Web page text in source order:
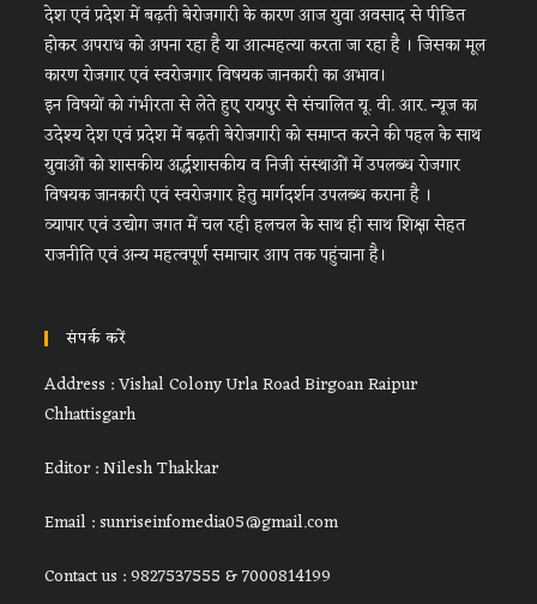
देश एवं प्रदेश में बढ़ती बेरोजगारी के कारण आज युवा अवसाद से पीडित
होकर अपराध को अपना रहा है या आत्महत्या करता जा रहा है । जिसका मूल
कारण रोजगार एवं स्वरोजगार विषयक जानकारी का अभाव।
इन विषयों को गंभीरता से लेते हुए रायपुर से संचालित यू. वी. आर. न्यूज का
उदेश्य देश एवं प्रदेश में बढ़ती बेरोजगारी को समाप्त करने की पहल के साथ
युवाओं को शासकीय अर्द्धशासकीय व निजी संस्थाओं में उपलब्ध रोजगार
विषयक जानकारी एवं स्वरोजगार हेतु मार्गदर्शन उपलब्ध कराना है ।
व्यापार एवं उद्योग जगत में चल रही हलचल के साथ ही साथ शिक्षा सेहत
राजनीति एवं अन्य महत्वपूर्ण समाचार आप तक पहुंचाना है।
संपर्क करें
Address : Vishal Colony Urla Road Birgoan Raipur
Chhattisgarh
Editor : Nilesh Thakkar
Email : sunriseinfomedia05@gmail.com
Contact us : 9827537555 & 7000814199